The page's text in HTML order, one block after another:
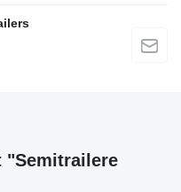
"Semitrailere